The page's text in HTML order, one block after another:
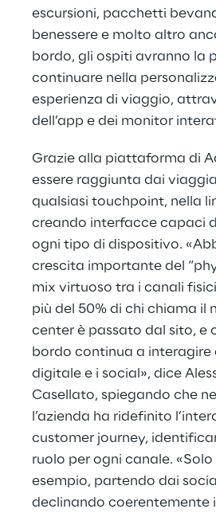
escursioni, pacchetti
benessere e molto altro
bordo, gli ospiti avranno la
continuare nella
esperienza di viaggio,
dell’app e dei monitor
Grazie alla piattaforma di
essere raggiunta dai
qualsiasi touchpoint, nella
creando interfacce capaci
ogni tipo di dispositivo.
crescita importante del
mix virtuoso tra i canali
più del 50% di chi chiama il
center è passato dal sito, e
bordo continua a interagire
digitale e i social», dice
Casellato, spiegando che
l’azienda ha ridefinito
customer journey,
ruolo per ogni canale.
esempio, partendo dai
declinando coerentemente